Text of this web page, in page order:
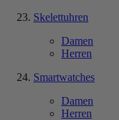
Skelettuhren
Damen
Herren
Smartwatches
Damen
Herren